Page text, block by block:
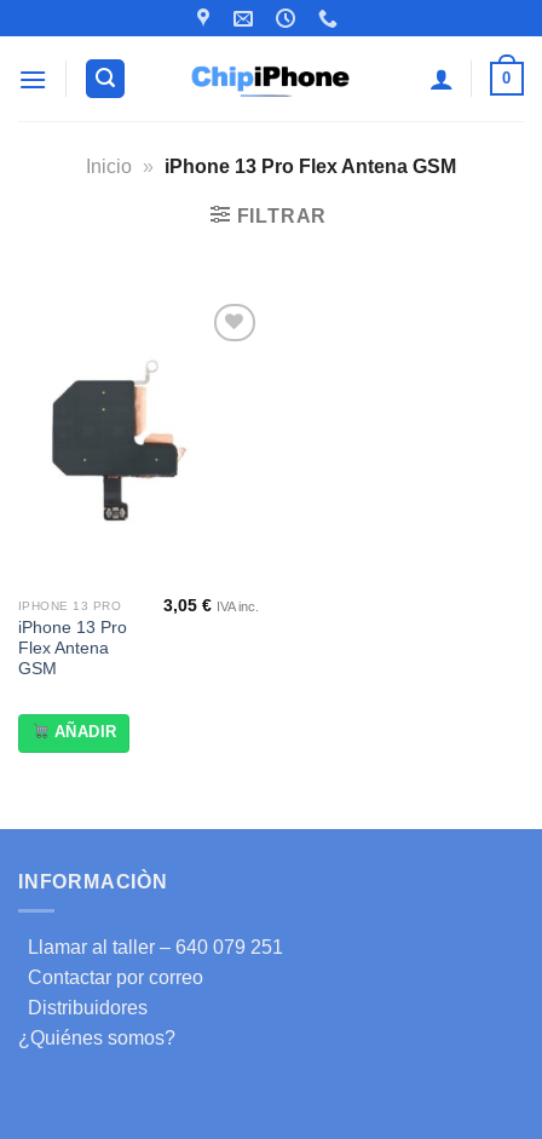
contenido
0
Inicio » iPhone 13 Pro Flex Antena GSM
FILTRAR
IPHONE 13 PRO
iPhone 13 Pro
Flex Antena
GSM
3,05€ IVA inc.
AÑADIR
INFORMACIÒN
Llamar al taller – 640 079 251
Contactar por correo
Distribuidores
¿Quiénes somos?